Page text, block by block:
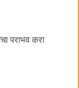
पराभव करा